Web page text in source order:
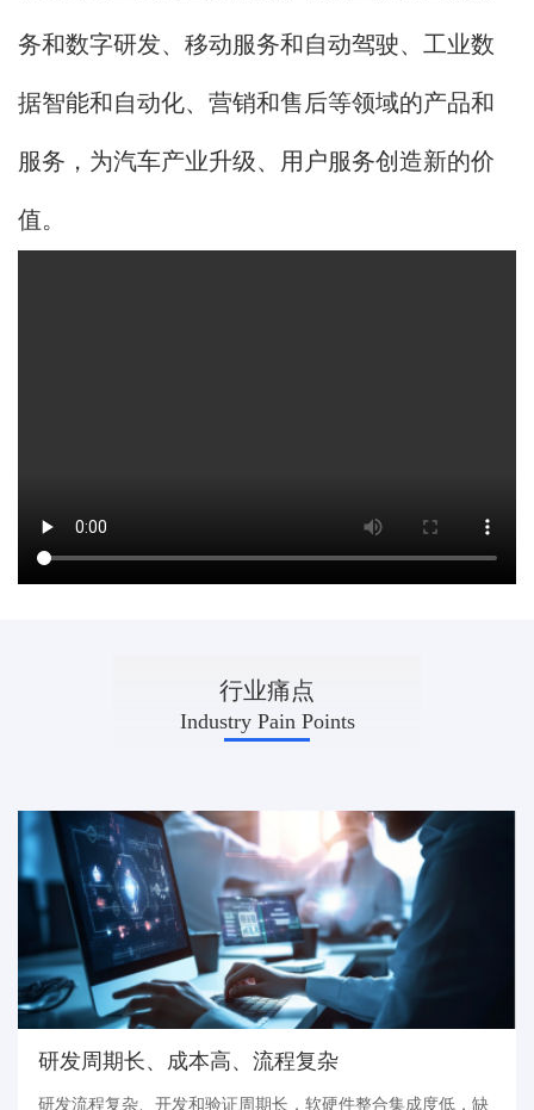
务和数字研发、移动服务和自动驾驶、工业数
据智能和自动化、营销和售后等领域的产品和
服务，为汽车产业升级、用户服务创造新的价
值。
INDUSTRY
行业痛点
Industry Pain Points
研发周期长、成本高、流程复杂
研发流程复杂、开发和验证周期长，软硬件整合集成度低，缺